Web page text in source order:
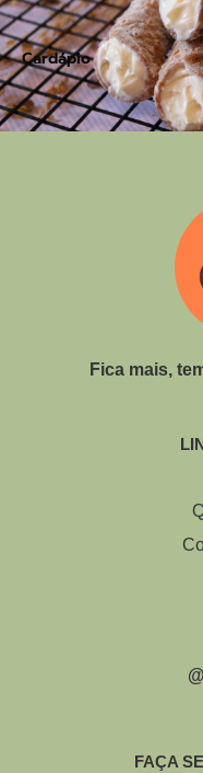
Cardápio
Fica mais,
FAÇA